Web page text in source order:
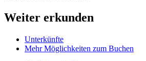
Weiter erkunden
Unterkünfte
Mehr Möglichkeiten zum Buchen